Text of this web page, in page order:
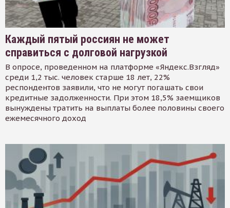
Каждый пятый россиян не может
справиться с долговой нагрузкой
В опросе, проведенном на платформе «Яндекс.Взгляд»
среди 1,2 тыс. человек старше 18 лет, 22%
респондентов заявили, что не могут погашать свои
кредитные задолженности. При этом 18,5% заемщиков
вынуждены тратить на выплаты более половины своего
ежемесячного доход